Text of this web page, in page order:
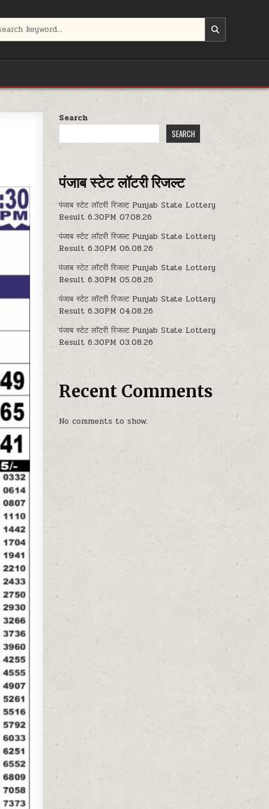
Search
SEARCH
पंजाब स्टेट लॉटरी रिजल्ट
पंजाब स्टेट लॉटरी रिजल्ट Punjab State Lottery
Result 6.30PM 07.08.26
पंजाब स्टेट लॉटरी रिजल्ट Punjab State Lottery
Result 6.30PM 06.08.26
पंजाब स्टेट लॉटरी रिजल्ट Punjab State Lottery
Result 6.30PM 05.08.26
पंजाब स्टेट लॉटरी रिजल्ट Punjab State Lottery
Result 6.30PM 04.08.26
पंजाब स्टेट लॉटरी रिजल्ट Punjab State Lottery
Result 6.30PM 03.08.26
Recent Comments
No comments to show.